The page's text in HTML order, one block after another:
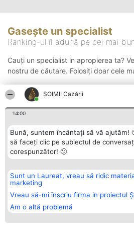
ȘOIMII Cazării
14:00
Bună, suntem încântați să vă ajutăm!
să faceți clic pe subiectul de
corespunzător! 🙂
Sunt un Laureat, vreau să ridic
marketing
Vreau să-mi înscriu firma in proiectul
Am o altă problemă
Gasește un specialist
Ranking-ul îi adună pe cei mai
Cauți un specialist in apropierea ta?
nostru de căutare. Folosiți doar cele
Organizator Ranking
BRIGHT SOLUTIONS BR SRL
Aleea Timisul De Sus 2 Bl. A30
Sc. A Et. 4 Ap. 13 Cod 061952
București
CUI 36737675
Plebiscyt
Lista Tuturor
Laureaților
Statut